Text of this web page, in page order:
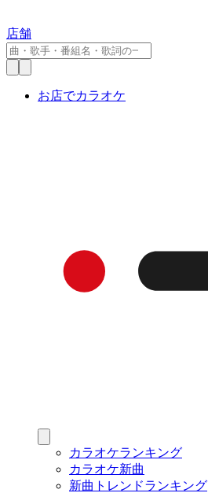
店舗
お店でカラオケ
カラオケランキング
カラオケ新曲
新曲トレンドランキング